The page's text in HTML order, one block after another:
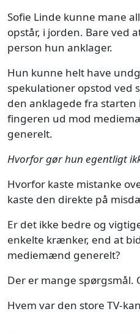
Sofie Linde kunne mane
opstår, i jorden. Bare ved
person hun anklager.
Hun kunne helt have
spekulationer opstod ved
den anklagede fra
fingeren ud mod
generelt.
Hvorfor gør hun egentligt
Hvorfor kaste mistanke
kaste den direkte på
Er det ikke bedre og
enkelte krænker, end at
mediemænd generelt?
Der er mange spørgsmål.
Hvem var den store TV-